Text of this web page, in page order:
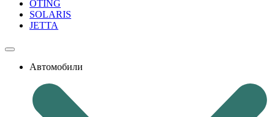
OTING
SOLARIS
JETTA
Автомобили